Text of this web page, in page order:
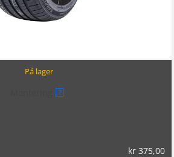
På lager
?
kr375,00